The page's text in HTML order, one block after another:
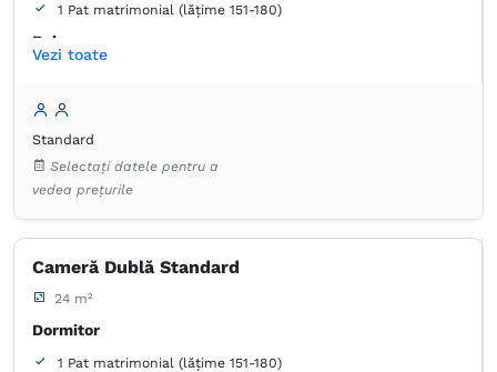
1 Pat matrimonial (lățime 151-180)
Baie
Articole de toaletă gratuite
Lenjerie de pat
Frigider în cameră
Vezi toate
Standard
Selectați datele pentru a
vedea prețurile
Cameră Dublă Standard
24 m²
Dormitor
1 Pat matrimonial (lățime 151-180)